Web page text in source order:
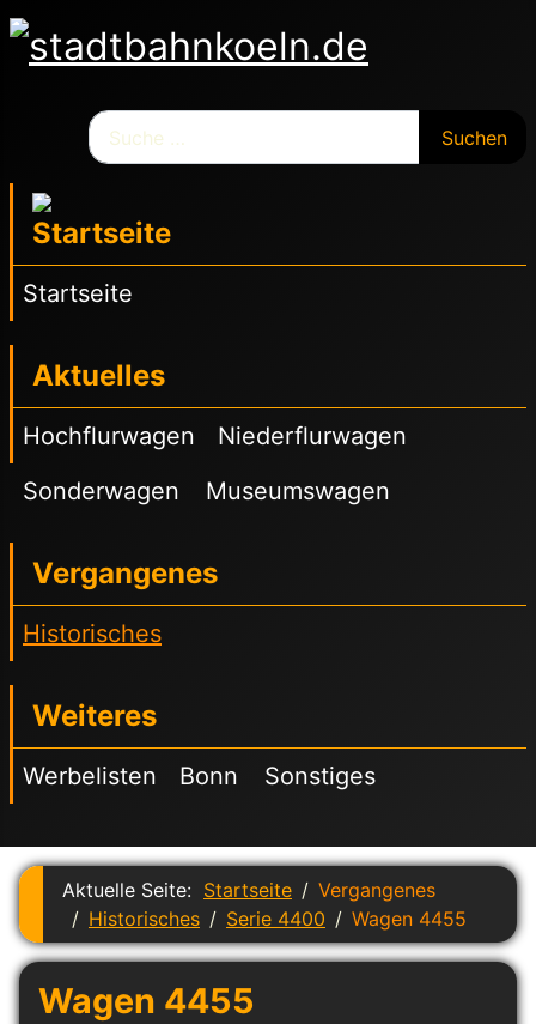
Suchen
Startseite
Aktuelles
Hochflurwagen
Niederflurwagen
Sonderwagen
Museumswagen
Vergangenes
Historisches
Weiteres
Werbelisten Bonn Sonstiges
Aktuelle Seite: Startseite
Vergangenes
Historisches
Serie 4400 Wagen 4455
Wagen 4455